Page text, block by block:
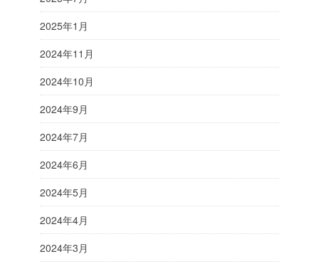
2025年1月
2024年11月
2024年10月
2024年9月
2024年7月
2024年6月
2024年5月
2024年4月
2024年3月